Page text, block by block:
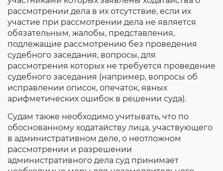
рассмотрении дела в их отсутствие, если их
участие при рассмотрении дела не является
обязательным, жалобы, представления,
подлежащие рассмотрению без проведения
судебного заседания, вопросы, для
рассмотрения которых не требуется проведение
судебного заседания (например, вопросы об
исправлении описок, опечаток, явных
арифметических ошибок в решении суда).
Судам также необходимо учитывать, что по
обоснованному ходатайству лица, участвующего
в административном деле, о неотложном
рассмотрении и разрешении
административного дела суд принимает